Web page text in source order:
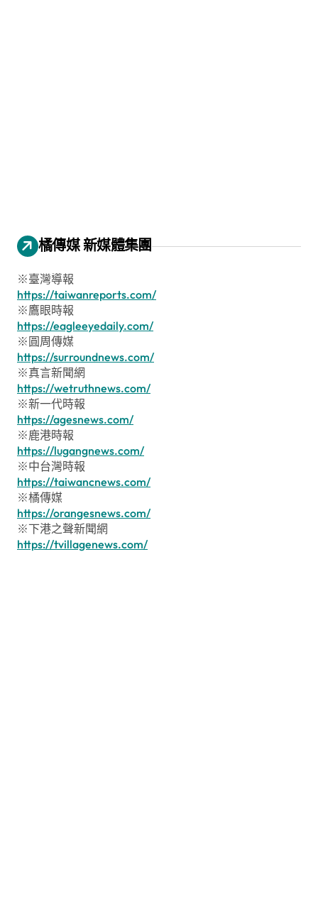
橘傳媒 新媒體集團
※臺灣導報
https://taiwanreports.com/
※鷹眼時報
https://eagleeyedaily.com/
※圓周傳媒
https://surroundnews.com/
※真言新聞網
https://wetruthnews.com/
※新一代時報
https://agesnews.com/
※鹿港時報
https://lugangnews.com/
※中台灣時報
https://taiwancnews.com/
※橘傳媒
https://orangesnews.com/
※下港之聲新聞網
https://tvillagenews.com/